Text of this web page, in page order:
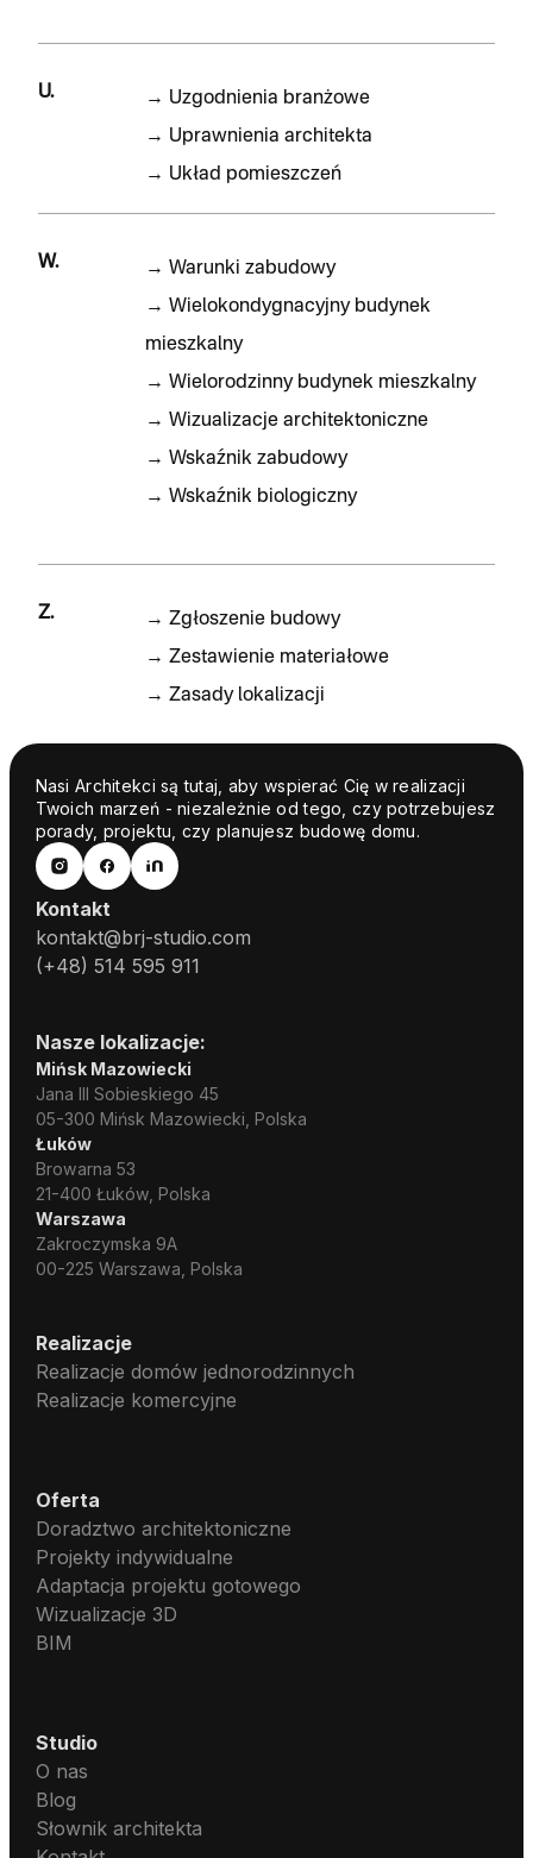
U. → Uzgodnienia branżowe
→ Uprawnienia architekta
→ Układ pomieszczeń
W. → Warunki zabudowy
→ Wielokondygnacyjny budynek
mieszkalny
→ Wielorodzinny budynek mieszkalny
→ Wizualizacje architektoniczne
→ Wskaźnik zabudowy
→ Wskaźnik biologiczny
Z. → Zgłoszenie budowy
→ Zestawienie materiałowe
→ Zasady lokalizacji
Nasi Architekci są tutaj, aby wspierać Cię w realizacji
Twoich marzeń - niezależnie od tego, czy potrzebujesz
porady, projektu, czy planujesz budowę domu.
Kontakt
kontakt@brj-studio.com
(+48) 514 595 911
Nasze lokalizacje:
Mińsk Mazowiecki
Jana III Sobieskiego 45
05-300 Mińsk Mazowiecki, Polska
Łuków
Browarna 53
21-400 Łuków, Polska
Warszawa
Zakroczymska 9A
00-225 Warszawa, Polska
Realizacje
Realizacje domów jednorodzinnych
Realizacje komercyjne
Oferta
Doradztwo architektoniczne
Projekty indywidualne
Adaptacja projektu gotowego
Wizualizacje 3D
BIM
Studio
O nas
Blog
Słownik architekta